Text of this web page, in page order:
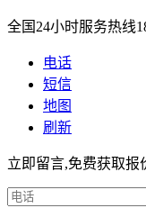
全国24小时服务热线
电话
短信
地图
刷新
立即留言,免费获取报